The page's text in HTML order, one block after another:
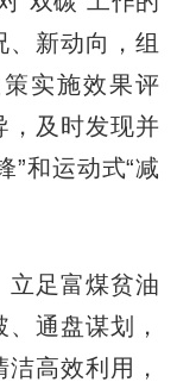
新动向，组
实施效果评
，及时发现并
”和运动式“减
足富煤贫油
通盘谋划，
高效利用，